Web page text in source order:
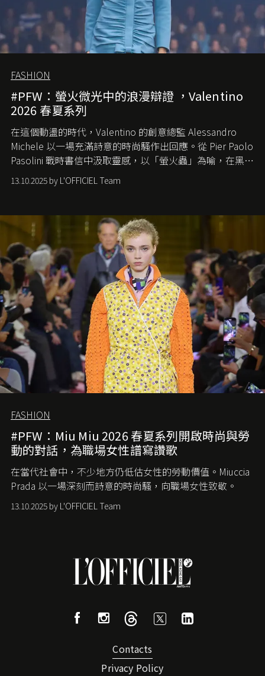
FASHION
#PFW：螢火微光中的浪漫辯證 ，Valentino
2026 春夏系列
在這個動盪的時代， Valentino 的創意總監 Alessandro
Michele 以一場充滿詩意的時尚騷作出回應。從 Pier Paolo
Pasolini 戰時書信中汲取靈感，以「螢火蟲」為喻，在黑暗
中找尋希望的微光。
13.10.2025 by L'OFFICIEL Team
FASHION
#PFW：Miu Miu 2026 春夏系列開啟時尚與勞
動的對話，為職場女性譜寫讚歌
在當代社會中，不少地方仍低估女性的勞動價值。 Miuccia
Prada 以一場深刻而詩意的時尚騷，向職場女性致敬。
13.10.2025 by L'OFFICIEL Team
Contacts
Privacy Policy